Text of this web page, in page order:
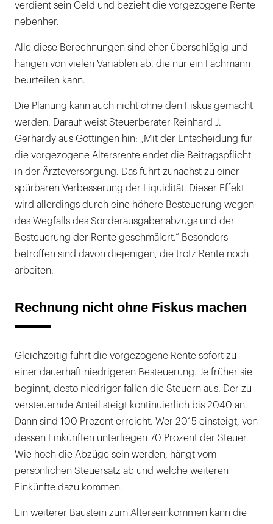
verdient sein Geld und bezieht die vorgezogene Rente
nebenher.
Alle diese Berechnungen sind eher überschlägig und
hängen von vielen Variablen ab, die nur ein Fachmann
beurteilen kann.
Die Planung kann auch nicht ohne den Fiskus gemacht
werden. Darauf weist Steuerberater Reinhard J.
Gerhardy aus Göttingen hin: „Mit der Entscheidung für
die vorgezogene Altersrente endet die Beitragspflicht
in der Ärzteversorgung. Das führt zunächst zu einer
spürbaren Verbesserung der Liquidität. Dieser Effekt
wird allerdings durch eine höhere Besteuerung wegen
des Wegfalls des Sonderausgabenabzugs und der
Besteuerung der Rente geschmälert.“ Besonders
betroffen sind davon diejenigen, die trotz Rente noch
arbeiten.
Rechnung nicht ohne Fiskus machen
Gleichzeitig führt die vorgezogene Rente sofort zu
einer dauerhaft niedrigeren Besteuerung. Je früher sie
beginnt, desto niedriger fallen die Steuern aus. Der zu
versteuernde Anteil steigt kontinuierlich bis 2040 an.
Dann sind 100 Prozent erreicht. Wer 2015 einsteigt, von
dessen Einkünften unterliegen 70 Prozent der Steuer.
Wie hoch die Abzüge sein werden, hängt vom
persönlichen Steuersatz ab und welche weiteren
Einkünfte dazu kommen.
Ein weiterer Baustein zum Alterseinkommen kann die